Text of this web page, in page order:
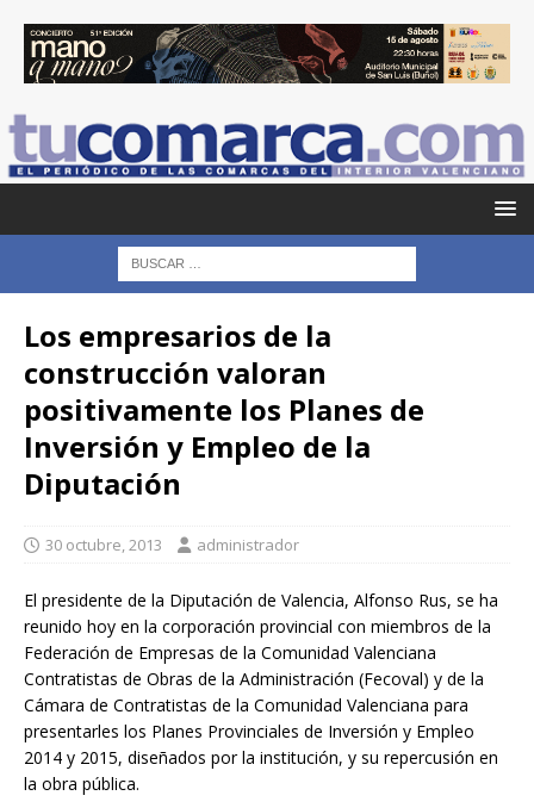
Los empresarios de la
construcción valoran
positivamente los Planes de
Inversión y Empleo de la
Diputación
30 octubre, 2013 administrador
El presidente de la Diputación de Valencia, Alfonso Rus, se ha
reunido hoy en la corporación provincial con miembros de la
Federación de Empresas de la Comunidad Valenciana
Contratistas de Obras de la Administración (Fecoval) y de la
Cámara de Contratistas de la Comunidad Valenciana para
presentarles los Planes Provinciales de Inversión y Empleo
2014 y 2015, diseñados por la institución, y su repercusión en
la obra pública.